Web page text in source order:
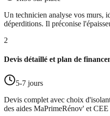
Un technicien analyse vos murs,
déperditions. Il préconise
2
Devis détaillé et plan de
5-7 jours
Devis complet avec choix
des aides MaPrimeRénov' et CEE